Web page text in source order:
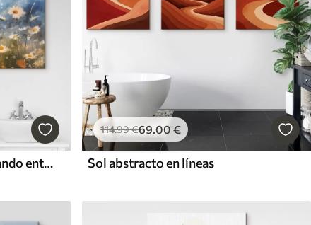
Pequeño perro blanco saltando entre margaritas sobre un fondo azul acuarela
114.99€69.00 €
Sol abstracto en líneas